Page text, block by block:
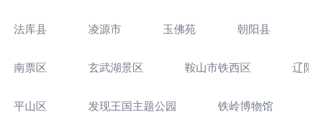
法库县 凌源市 玉佛苑 朝阳县
南票区 玄武湖景区 鞍山市铁西区 辽
平山区 发现王国主题公园 铁岭博物馆